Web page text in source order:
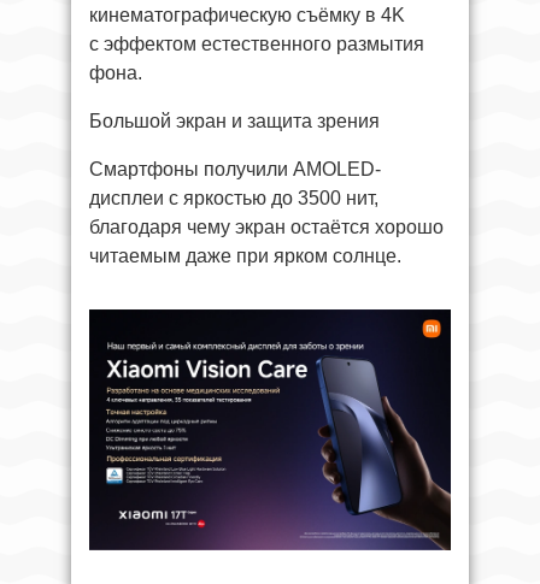
кинематографическую съёмку в 4K
с эффектом естественного размытия
фона.
Большой экран и защита зрения
Смартфоны получили AMOLED-
дисплеи с яркостью до 3500 нит,
благодаря чему экран остаётся хорошо
читаемым даже при ярком солнце.